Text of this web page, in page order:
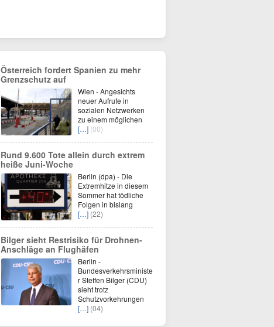
Österreich fordert Spanien zu mehr
Grenzschutz auf
Wien - Angesichts
neuer Aufrufe in
sozialen Netzwerken
zu einem möglichen
[…] (00)
Rund 9.600 Tote allein durch extrem
heiße Juni-Woche
Berlin (dpa) - Die
Extremhitze in diesem
Sommer hat tödliche
Folgen in bislang
[…] (22)
Bilger sieht Restrisiko für Drohnen-
Anschläge an Flughäfen
Berlin -
Bundesverkehrsministe
r Steffen Bilger (CDU)
sieht trotz
Schutzvorkehrungen
[…] (04)